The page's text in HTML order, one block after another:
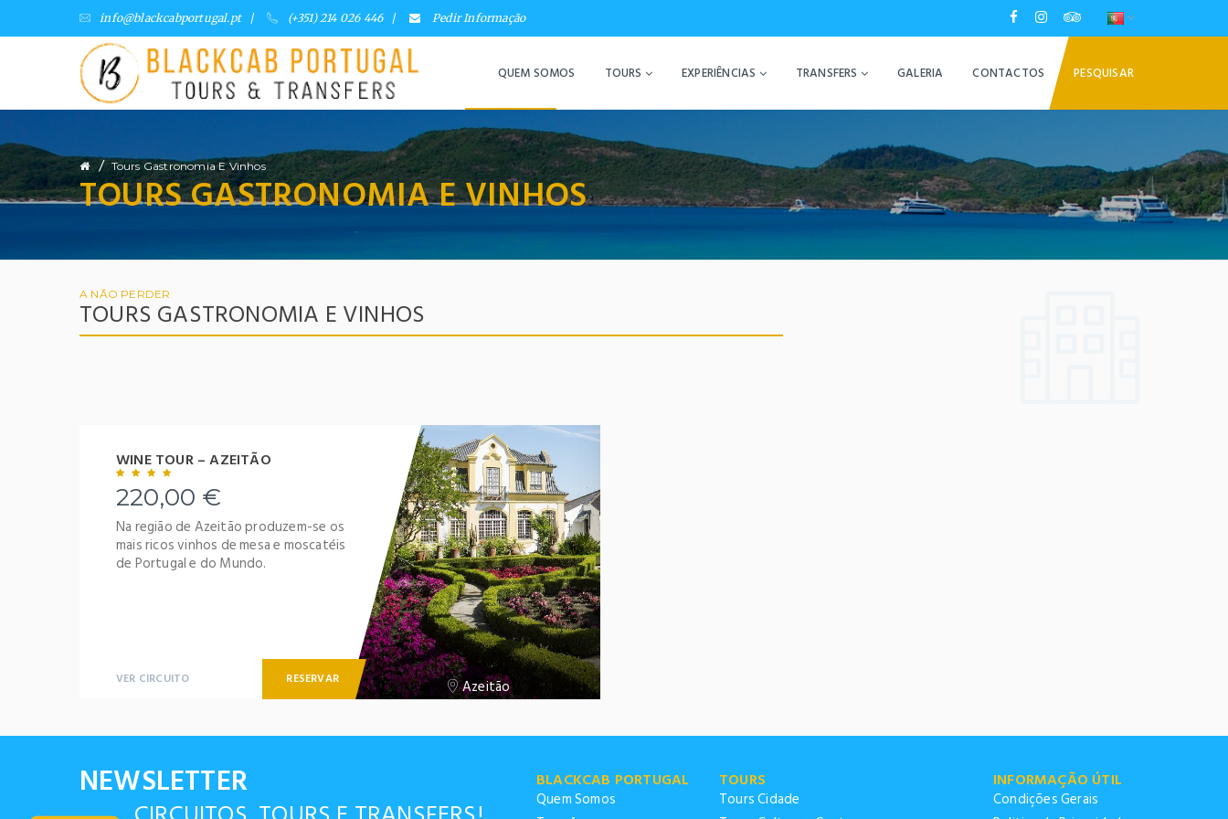
info@blackcabportugal.pt / (+351) 214 026 446 / Pedir Informação
QUEM SOMOS TOURS EXPERIÊNCIAS TRANSFERS GALERIA CONTACTOS PESQUISAR
/ Tours Gastronomia E Vinhos
TOURS GASTRONOMIA E VINHOS
A NÃO PERDER
TOURS GASTRONOMIA E VINHOS
Azeitão
WINE TOUR – AZEITÃO
220,00 €
Na região de Azeitão produzem-se os
mais ricos vinhos de mesa e moscatéis
de Portugal e do Mundo.
VER CIRCUITO RESERVAR
NEWSLETTER BLACKCAB PORTUGAL
Quem Somos
TOURS
Tours Cidade
INFORMAÇÃO ÚTIL
Condições Gerais
Remember Me
LOGIN NOW
No account yet?Register now